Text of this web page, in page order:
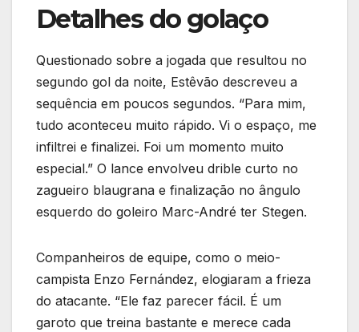
Detalhes do golaço
Questionado sobre a jogada que resultou no
segundo gol da noite, Estêvão descreveu a
sequência em poucos segundos. “Para mim,
tudo aconteceu muito rápido. Vi o espaço, me
infiltrei e finalizei. Foi um momento muito
especial.” O lance envolveu drible curto no
zagueiro blaugrana e finalização no ângulo
esquerdo do goleiro Marc-André ter Stegen.
Companheiros de equipe, como o meio-
campista Enzo Fernández, elogiaram a frieza
do atacante. “Ele faz parecer fácil. É um
garoto que treina bastante e merece cada